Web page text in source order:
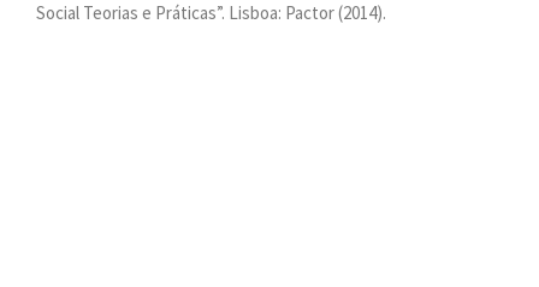
Social Teorias e Práticas”. Lisboa: Pactor (2014).